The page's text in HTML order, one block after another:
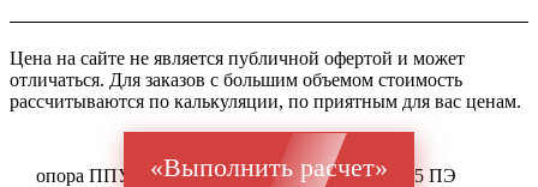
опора ППУ ГОСТ 20295 Ст 17Г1С 57x2,8 / 125 ПЭ
Цена на сайте не является публичной офертой и может
отличаться. Для заказов с большим объемом стоимость
рассчитываются по калькуляции, по приятным для вас ценам.
«Выполнить расчет»